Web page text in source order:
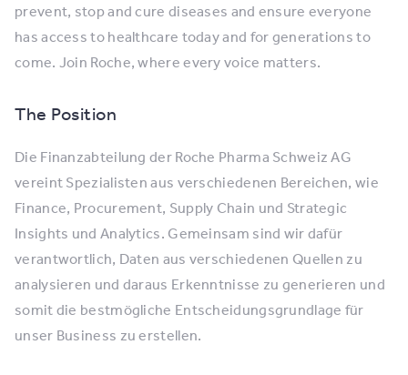
prevent, stop and cure diseases and ensure everyone
has access to healthcare today and for generations to
come. Join Roche, where every voice matters.
The Position
Die Finanzabteilung der Roche Pharma Schweiz AG
vereint Spezialisten aus verschiedenen Bereichen, wie
Finance, Procurement, Supply Chain und Strategic
Insights und Analytics. Gemeinsam sind wir dafür
verantwortlich, Daten aus verschiedenen Quellen zu
analysieren und daraus Erkenntnisse zu generieren und
somit die bestmögliche Entscheidungsgrundlage für
unser Business zu erstellen.